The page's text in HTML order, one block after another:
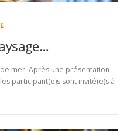
mer. Après une présentation
participant(e)s sont invité(e)s à